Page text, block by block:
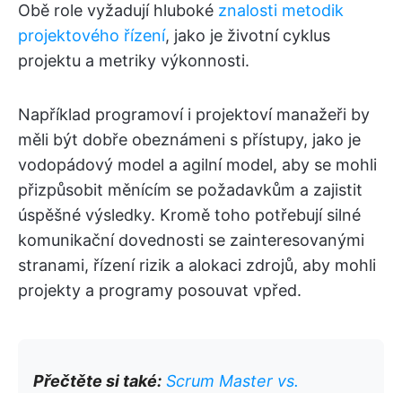
Obě role vyžadují hluboké znalosti metodik
projektového řízení, jako je životní cyklus
projektu a metriky výkonnosti.
Například programoví i projektoví manažeři by
měli být dobře obeznámeni s přístupy, jako je
vodopádový model a agilní model, aby se mohli
přizpůsobit měnícím se požadavkům a zajistit
úspěšné výsledky. Kromě toho potřebují silné
komunikační dovednosti se zainteresovanými
stranami, řízení rizik a alokaci zdrojů, aby mohli
projekty a programy posouvat vpřed.
Přečtěte si také: Scrum Master vs.